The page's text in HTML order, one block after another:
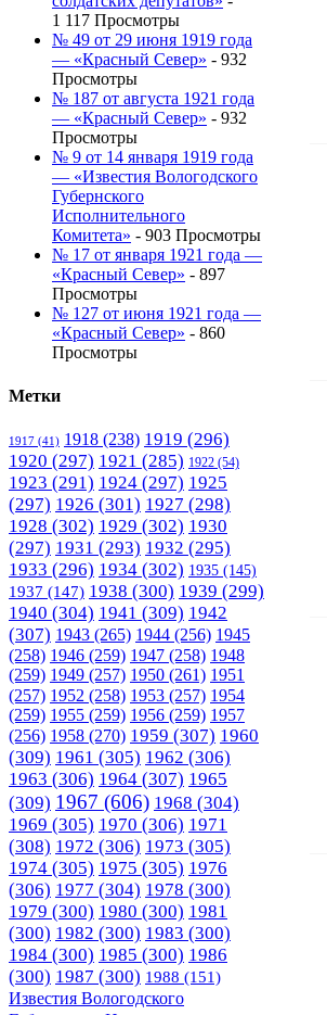
1 117 Просмотры
№ 49 от 29 июня 1919 года
— «Красный Север» - 932
Просмотры
№ 187 от августа 1921 года
— «Красный Север» - 932
Просмотры
№ 9 от 14 января 1919 года
— «Известия Вологодского
Губернского
Исполнительного
Комитета» - 903 Просмотры
№ 17 от января 1921 года —
«Красный Север» - 897
Просмотры
№ 127 от июня 1921 года —
«Красный Север» - 860
Просмотры
Метки
1917 (41) 1918 (238) 1919 (296)
1920 (297) 1921 (285) 1922 (54)
1923 (291) 1924 (297) 1925
(297) 1926 (301) 1927 (298)
1928 (302) 1929 (302) 1930
(297) 1931 (293) 1932 (295)
1933 (296) 1934 (302) 1935 (145)
1937 (147) 1938 (300) 1939 (299)
1940 (304) 1941 (309) 1942
(307) 1943 (265) 1944 (256) 1945
(258) 1946 (259) 1947 (258) 1948
(259) 1949 (257) 1950 (261) 1951
(257) 1952 (258) 1953 (257) 1954
(259) 1955 (259) 1956 (259) 1957
(256) 1958 (270) 1959 (307) 1960
(309) 1961 (305) 1962 (306)
1963 (306) 1964 (307) 1965
(309) 1967 (606) 1968 (304)
1969 (305) 1970 (306) 1971
(308) 1972 (306) 1973 (305)
1974 (305) 1975 (305) 1976
(306) 1977 (304) 1978 (300)
1979 (300) 1980 (300) 1981
(300) 1982 (300) 1983 (300)
1984 (300) 1985 (300) 1986
(300) 1987 (300) 1988 (151)
Известия Вологодского